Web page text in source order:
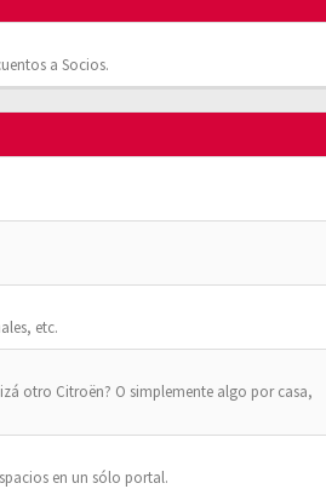
a Socios.
etc.
otro Citroën? O simplemente algo por casa,
en un sólo portal.